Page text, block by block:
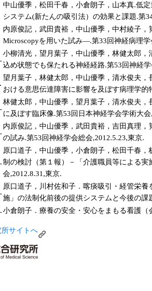
中山優季，松田千春，小倉朗子，山本真.低
システム(新たんの吸引法）の効果と課題.第
内原俊記，武田貴裕，中山優季，中村綾子
Microscopyを用いた試み―.第33回神経病理学
小柳清光，望月葉子，中山優季，林健太郎
込め状態でも保たれる神経経路.第53回神経
望月葉子，林健太郎，中山優季，清水俊夫
おける意思伝達障害に影響を及ぼす病理学
林健太郎，中山優季，望月葉子，清水俊夫
に及ぼす臨床像.第53回日本神経学会学術大
内原俊記，中山優季，武田貴裕，吉田真理
の試み.第53回神経学会総会,2012.5.23,東京.
原口道子，中山優季，小倉朗子，松田千春
制の検討（第１報）－「介護職員等による
会,2012.8.31,東京.
原口道子，川村佐和子．喀痰吸引・経管栄
施」の法制化前後の提供システムと今後の
小倉朗子．療養の安全・安心をまもる看護
サイトへ